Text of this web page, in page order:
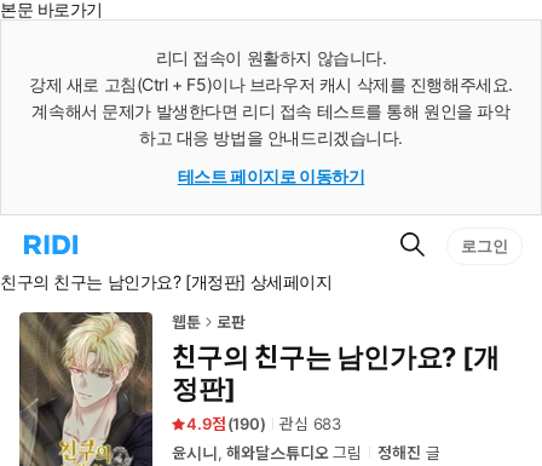
본문 바로가기
리디 접속이 원활하지 않습니다.
강제 새로 고침(Ctrl + F5)이나 브라우저 캐시 삭제를 진행해주세요.
계속해서 문제가 발생한다면 리디 접속 테스트를 통해 원인을 파악
하고 대응 방법을 안내드리겠습니다.
테스트 페이지로 이동하기
리
홈
로
이
동
검
로그인
친구의 친구는 남인가요? [개정판] 상세페이지
웹툰 로판
친구의 친구는 남인가요? [개
정판]
4.9 (190) 관심 683
윤시니,해와달스튜디오그림 정해진 글